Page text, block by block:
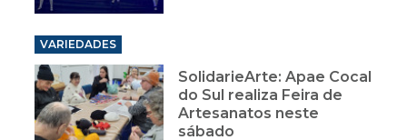
VARIEDADES
SolidarieArte: Apae Cocal
do Sul realiza Feira de
Artesanatos neste
sábado